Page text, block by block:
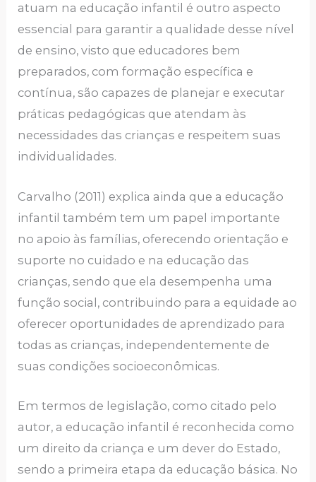
atuam na educação infantil é outro aspecto
essencial para garantir a qualidade desse nível
de ensino, visto que educadores bem
preparados, com formação específica e
contínua, são capazes de planejar e executar
práticas pedagógicas que atendam às
necessidades das crianças e respeitem suas
individualidades.
Carvalho (2011) explica ainda que a educação
infantil também tem um papel importante
no apoio às famílias, oferecendo orientação e
suporte no cuidado e na educação das
crianças, sendo que ela desempenha uma
função social, contribuindo para a equidade ao
oferecer oportunidades de aprendizado para
todas as crianças, independentemente de
suas condições socioeconômicas.
Em termos de legislação, como citado pelo
autor, a educação infantil é reconhecida como
um direito da criança e um dever do Estado,
sendo a primeira etapa da educação básica. No